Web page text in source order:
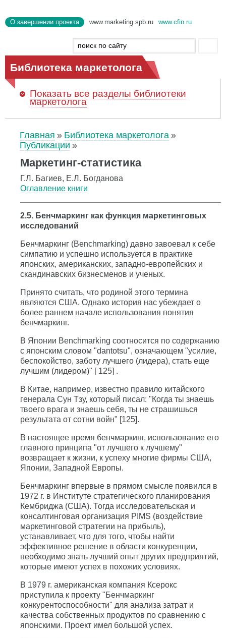
О завершении проекта www.marketing.spb.ru www.cfin.ru
Библиотека маркетолога
Показать все разделы библиотеки
маркетолога
Главная
Библиотека маркетолога
Публикации
Маркетинг-статистика
Г.Л. Багиев, Е.Л. Богданова
Оглавление книги
2.5. Бенчмаркинг как функция маркетинговых
исследований
Бенчмаркинг (Benchmarking) давно завоевал к себе
симпатию и успешно используется в практике
японских, американских, западно-европейских и
скандинавских бизнесменов и ученых.
Принято считать, что родиной этого термина
являются США. Однако история нас убеждает о
более раннем начале использования понятия
бенчмаркинг.
В Японии Benchmarking соотносится по содержанию
с японским словом "dantotsu", означающем "усилие,
беспокойство, заботу лучшего (лидера), стать еще
лучшим (лидером)" [ 125] .
В Китае, например, известно правило китайского
генерала Сун Тзу, который писал: "Когда ты знаешь
твоего врага и знаешь себя, ты не страшишься
результата от сотни войн" [125].
В настоящее время бенчмаркинг, использование его
главного принципа "от лучшего к лучшему"
возвращает к жизни, к успеху многие фирмы США,
Японии, Западной Европы.
Бенчмаркинг впервые в прямом смысле появился в
1972 г. в Институте стратегического планирования
Кембриджа (США). Тогда исследовательская и
консалтинговая организация PIMS (воздействие
маркетинговой стратегии на прибыль),
устанавливает, что для того, чтобы найти
эффективное решение в области конкуренции,
необходимо знать лучший опыт других предприятий,
которые имеют успех в похожих условиях.
В 1979 г. американская компания Ксерокс
приступила к проекту "Бенчмаркинг
конкурентоспособности" для анализа затрат и
качества собственных продуктов по сравнению с
японскими. Проект имел большой успех.